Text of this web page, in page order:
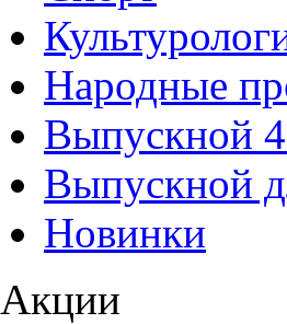
Народные
Выпускной
Выпускной
Новинки
Акции